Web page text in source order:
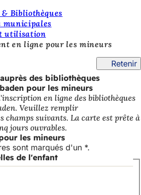
Bibliothèques
municipales
utilisation
en ligne pour les mineurs
Retenir
des bibliothèques
pour les mineurs
en ligne des bibliothèques
Veuillez remplir
champs suivants. La carte est prête à
jours ouvrables.
les mineurs
sont marqués d'un *.
de l'enfant